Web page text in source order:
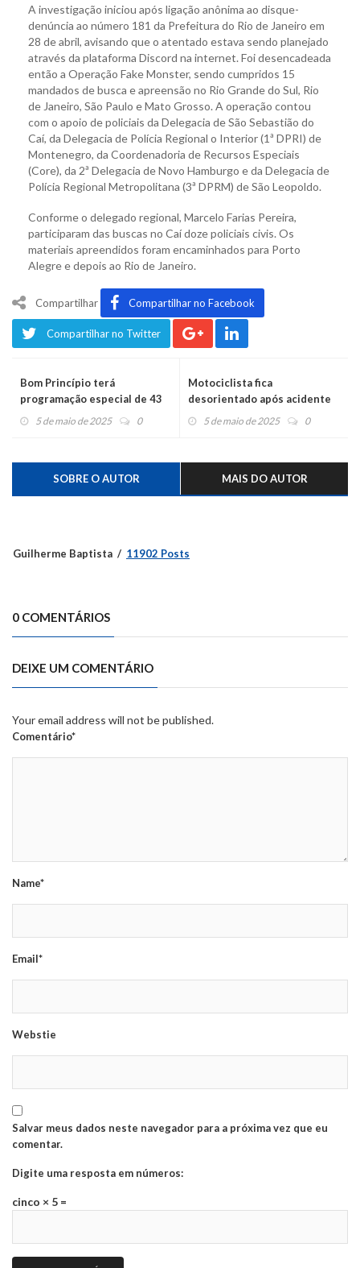
A investigação iniciou após ligação anônima ao disque-
denúncia ao número 181 da Prefeitura do Rio de Janeiro em
28 de abril, avisando que o atentado estava sendo planejado
através da plataforma Discord na internet. Foi desencadeada
então a Operação Fake Monster, sendo cumpridos 15
mandados de busca e apreensão no Rio Grande do Sul, Rio
de Janeiro, São Paulo e Mato Grosso. A operação contou
com o apoio de policiais da Delegacia de São Sebastião do
Caí, da Delegacia de Polícia Regional o Interior (1ª DPRI) de
Montenegro, da Coordenadoria de Recursos Especiais
(Core), da 2ª Delegacia de Novo Hamburgo e da Delegacia de
Polícia Regional Metropolitana (3ª DPRM) de São Leopoldo.
Conforme o delegado regional, Marcelo Farias Pereira,
participaram das buscas no Caí doze policiais civis. Os
materiais apreendidos foram encaminhados para Porto
Alegre e depois ao Rio de Janeiro.
Compartilhar Compartilhar no Facebook
Compartilhar no Twitter
Bom Princípio terá
programação especial de 43
anos5 de maio de 2025 0
Motociclista fica
desorientado após acidente
no centro
5 de maio de 2025 0
SOBRE O AUTOR MAIS DO AUTOR
Guilherme Baptista 11902 Posts
0 COMENTÁRIOS
DEIXE UM COMENTÁRIO
Your email address will not be published.
Comentário*
Name*
Email*
Webstie
Salvar meus dados neste navegador para a próxima vez que eu
comentar.
Digite uma resposta em números:
cinco × 5 =